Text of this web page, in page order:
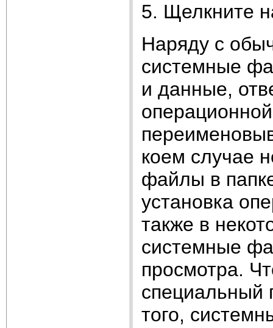
5. Щелкните
Наряду с
системные
и данные,
коем случае
файлы в
установка
также в
системные
просмотра.
специальный
того,